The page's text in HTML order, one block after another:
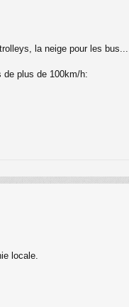
la neige pour les
plus de 100km/h:
locale.